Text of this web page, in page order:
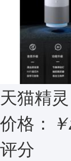
天猫精
价格：
评分